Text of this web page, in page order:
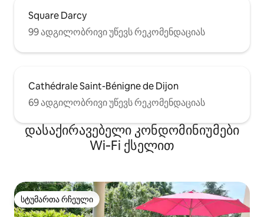
Square Darcy
99 ადგილობრივი უწევს რეკომენდაციას
Cathédrale Saint-Bénigne de Dijon
69 ადგილობრივი უწევს რეკომენდაციას
დასაქირავებელი კონდომინიუმები
Wi‑Fi ქსელით
სტუმართა რჩეული
სტუმართა რჩეული